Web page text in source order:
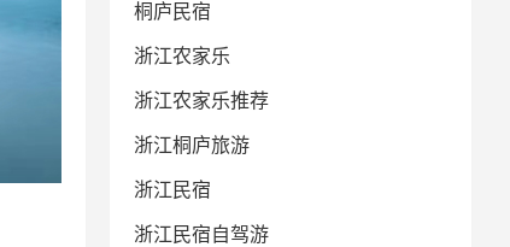
桐庐民宿
浙江农家乐
浙江农家乐推荐
浙江桐庐旅游
浙江民宿
浙江民宿自驾游